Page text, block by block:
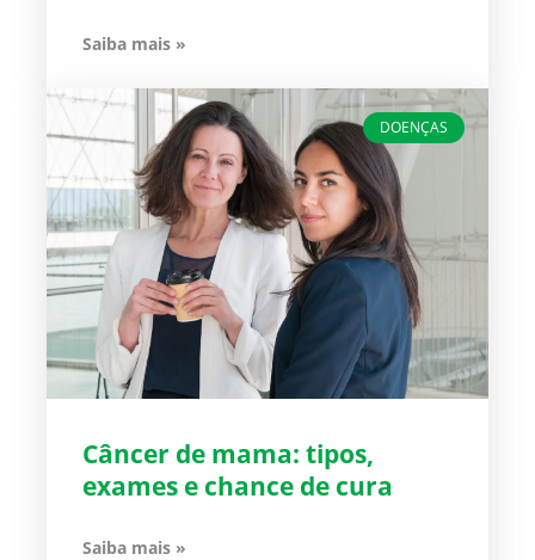
Saiba mais »
DOENÇAS
Câncer de mama: tipos,
exames e chance de cura
Saiba mais »